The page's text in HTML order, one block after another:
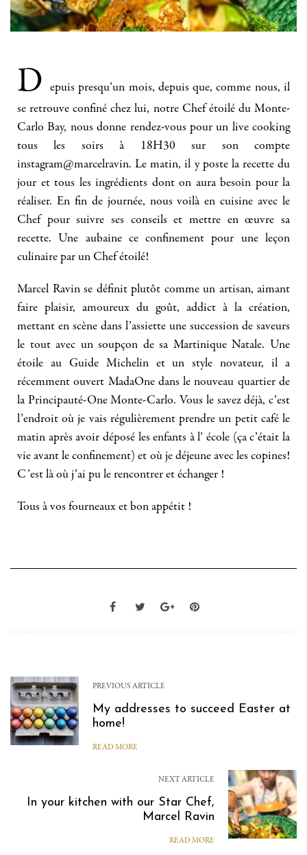
D
epuis presqu’un mois, depuis que, comme nous, il
se retrouve confiné chez lui, notre Chef étoilé du Monte-
Carlo Bay, nous donne rendez-vous pour un live cooking
tous les soirs à 18H30 sur son compte
instagram@marcelravin. Le matin, il y poste la recette du
jour et tous les ingrédients dont on aura besoin pour la
réaliser. En fin de journée, nous voilà en cuisine avec le
Chef pour suivre ses conseils et mettre en œuvre sa
recette. Une aubaine ce confinement pour une leçon
culinaire par un Chef étoilé!
Marcel Ravin se définit plutôt comme un artisan, aimant
faire plaisir, amoureux du goût, addict à la création,
mettant en scène dans l’assiette une succession de saveurs
le tout avec un soupçon de sa Martinique Natale. Une
étoile au Guide Michelin et un style novateur, il a
récemment ouvert MadaOne dans le nouveau quartier de
la Principauté-One Monte-Carlo. Vous le savez déjà, c’est
l’endroit où je vais régulièrement prendre un petit café le
matin après avoir déposé les enfants à l’ école (ça c’était la
vie avant le confinement) et où je déjeune avec les copines!
C’est là où j’ai pu le rencontrer et échanger !
Tous à vos fourneaux et bon appétit !
PREVIOUS ARTICLE
My addresses to succeed Easter at
home!
READ MORE
NEXT ARTICLE
In your kitchen with our Star Chef,
Marcel Ravin
READ MORE